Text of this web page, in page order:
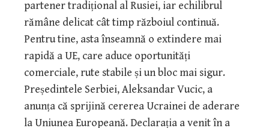
partener tradițional al Rusiei, iar echilibrul
rămâne delicat cât timp războiul continuă.
Pentru tine, asta înseamnă o extindere mai
rapidă a UE, care aduce oportunități
comerciale, rute stabile și un bloc mai sigur.
Președintele Serbiei, Aleksandar Vucic, a
anunța că sprijină cererea Ucrainei de aderare
la Uniunea Europeană. Declarația a venit în a